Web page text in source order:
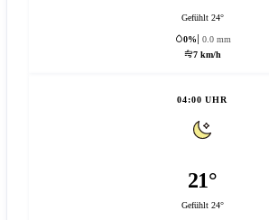
Gefühlt 24°
0%
0.0 mm
7 km/h
04:00 UHR
21°
Gefühlt 24°